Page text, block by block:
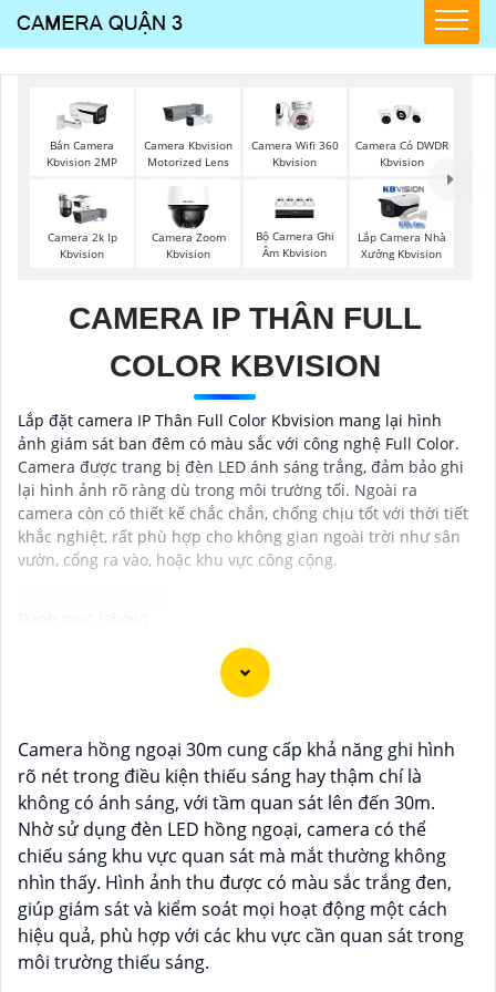
Bán Camera
Kbvision 2MP
Camera Kbvision
Motorized Lens
Camera Wifi 360
Kbvision
Camera Có DWDR
Kbvision
Camera 2k Ip
Kbvision
Camera Zoom
Kbvision
Bộ Camera Ghi
Âm Kbvision
Lắp Camera Nhà
Xưởng Kbvision
CAMERA IP THÂN FULL
COLOR KBVISION
Lắp đặt camera IP Thân Full Color Kbvision mang lại hình
ảnh giám sát ban đêm có màu sắc với công nghệ Full Color.
Camera được trang bị đèn LED ánh sáng trắng, đảm bảo ghi
lại hình ảnh rõ ràng dù trong môi trường tối. Ngoài ra
camera còn có thiết kế chắc chắn, chống chịu tốt với thời tiết
khắc nghiệt, rất phù hợp cho không gian ngoài trời như sân
vườn, cổng ra vào, hoặc khu vực công cộng.
Chào bạn, dưới đây là một số câu giới thiệu cho việc
mua Camera Kbvision với chiết khấu cao và giải pháp
🛃1:"Chào anh/chị! Bạn đang tìm kiếm Camera
Kbvision với chiết khấu hấp dẫn? Hãy đến với chúng
tôi để nhận ưu đãi đặc biệt và được tư vấn về giải
pháp chính xác nhất cho nhu cầu an ninh của bạn!"
️🏅️2:"Bạn muốn mua Camera Kbvision với giá ưu đãi
và giải pháp phù hợp? Liên hệ ngay với chúng tôi để
được hỗ trợ tốt nhất từ đội ngũ chuyên gia có kinh
nghiệm!"
️🥈3: "Chúng tôi cam kết cung cấp Camera Kbvision
Camera hồng ngoại 30m cung cấp khả năng ghi hình
rõ nét trong điều kiện thiếu sáng hay thậm chí là
không có ánh sáng, với tầm quan sát lên đến 30m.
Nhờ sử dụng đèn LED hồng ngoại, camera có thể
chiếu sáng khu vực quan sát mà mắt thường không
nhìn thấy. Hình ảnh thu được có màu sắc trắng đen,
giúp giám sát và kiểm soát mọi hoạt động một cách
hiệu quả, phù hợp với các khu vực cần quan sát trong
môi trường thiếu sáng.